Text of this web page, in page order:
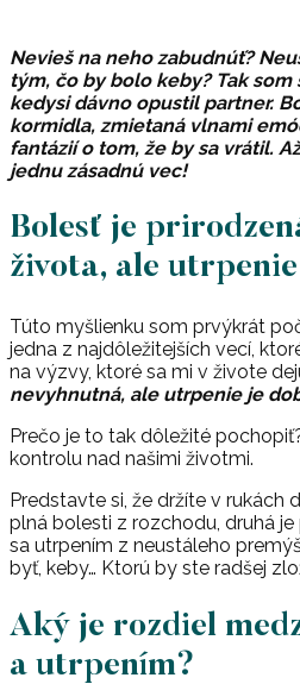
Nevieš na neho zabudnúť?
tým, čo by bolo keby? Tak som
kedysi dávno opustil partner.
kormidla, zmietaná vlnami
fantázií o tom, že by sa vrátil.
jednu zásadnú vec!
Bolesť je
života, ale
Túto myšlienku som prvýkrát
jedna z najdôležitejších vecí,
na výzvy, ktoré sa mi v živote
nevyhnutná, ale utrpenie je
Prečo je to tak dôležité
kontrolu nad našimi životmi.
Predstavte si, že držíte v rukách
plná bolesti z rozchodu, druhá
sa utrpením z neustáleho
byť, keby… Ktorú by ste radšej
Aký je rozdiel
a utrpením?